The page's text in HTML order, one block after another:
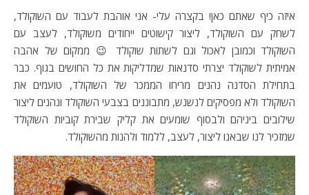
איזה כיף שאתם כאן! בקצרה עלי- אני אוהבת לעבוד עם השוקולד,
לשחק עם השוקולד, ליצור קישוטים ייחודים משוקולד, לעצב עם
השוקולד וכמובן לאכול וגם לשתות שוקולד 😉 ממקום של אהבה
אמיתית לשוקולד יצרתי סדנאות שמדליקות את כל החושים בגוף. כבר
בתחילת הסדנה נהנים מריחו הממכר של השוקולד, טועמים את
השוקולד ולא מפסיקים לנשנש, מתבוננים בצבעי השוקולד ונהנים ליצור
שילובים ביניהם ולבסוף שומעים את קליק שבירת קוביות השוקולד
שמזכיר לנו שבאנו ליצור, לעצב, ללמוד ולהנות מהשוקולד.